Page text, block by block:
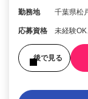
勤務地 千葉県松
応募資格 未経験
後で見る